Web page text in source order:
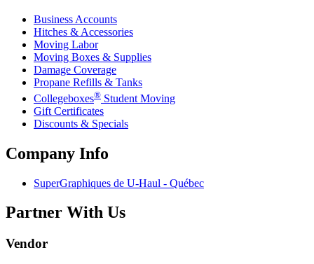
Business Accounts
Hitches & Accessories
Moving Labor
Moving Boxes & Supplies
Damage Coverage
Propane Refills & Tanks
Collegeboxes® Student Moving
Gift Certificates
Discounts & Specials
Company Info
SuperGraphiques de U-Haul - Québec
Partner With Us
Vendor